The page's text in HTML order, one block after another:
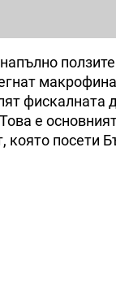
фискалната
е
която посети